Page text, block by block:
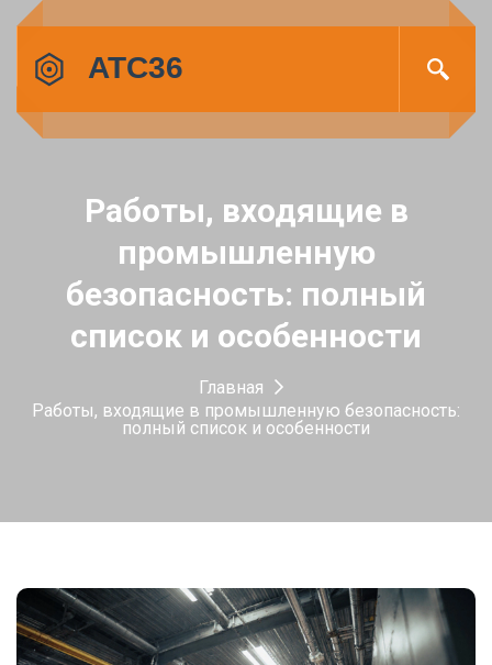
Работы, входящие в
промышленную
безопасность: полный
список и особенности
Главная
Работы, входящие в промышленную безопасность:
полный список и особенности